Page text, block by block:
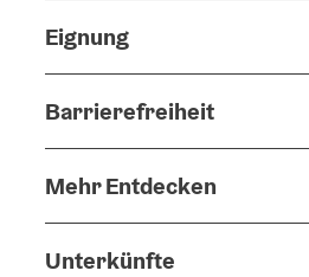
Eignung
Barrierefreiheit
Mehr Entdecken
Unterkünfte